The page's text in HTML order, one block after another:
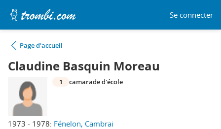
Se connecter
Page d'accueil
Claudine Basquin Moreau
1973 - 1978: Fénelon, Cambrai
1 camarade d'école